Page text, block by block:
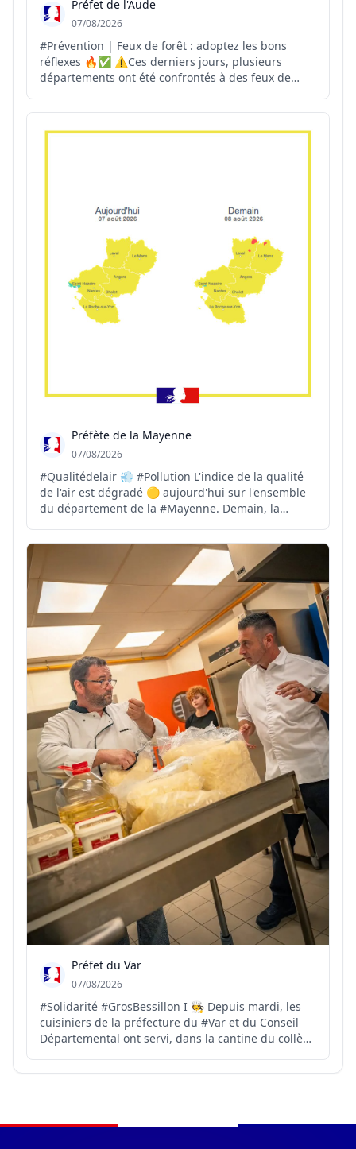
Préfet de l'Aude
07/08/2026
#Prévention | Feux de forêt : adoptez les bons
réflexes 🔥✅ ⚠️Ces derniers jours, plusieurs
départements ont été confrontés à des feux de
permettre une intervention rapide des secours.
Préfète de la Mayenne
07/08/2026
#Qualitédelair 💨 #Pollution L'indice de la qualité
de l'air est dégradé 🟡 aujourd'hui sur l'ensemble
du département de la #Mayenne. Demain, la
🟡, avec quelques secteurs localisés où l'indice
pourra être mauvais 🔴. ℹ️ Plus d'infos 👉 http://air...
Préfet du Var
07/08/2026
#Solidarité #GrosBessillon I 🧑‍🍳 Depuis mardi, les
cuisiniers de la préfecture du #Var et du Conseil
Départemental ont servi, dans la cantine du collège
sapeurs-pompiers. 🍅 Ce soir, les dons de produits
Navigation du pied de page